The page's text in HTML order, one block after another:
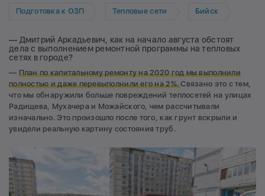
Подготовка к ОЗП Тепловые сети Бийск
— Дмитрий Аркадьевич, как на начало августа обстоят
дела с выполнением ремонтной программы на тепловых
сетях в городе?
— План по капитальному ремонту на 2020 год мы выполнили
полностью и даже перевыполнили его на 2%.Связано это с тем,
что мы обнаружили больше повреждений теплосетей на улицах
Радищева, Мухачера и Можайского, чем рассчитывали
изначально. Это произошло после того, как грунт вскрыли и
увидели реальную картину состояния труб.